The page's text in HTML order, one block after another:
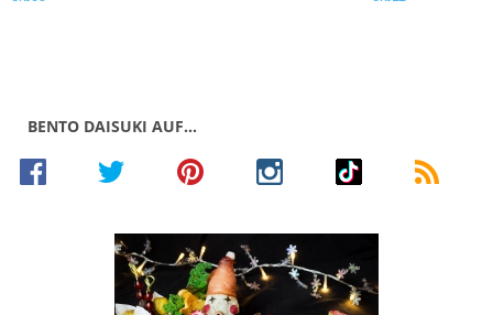
BENTO DAISUKI AUF…